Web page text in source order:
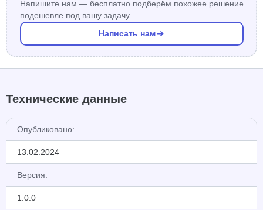
Напишите нам — бесплатно подберём похожее решение
подешевле под вашу задачу.
Написать нам
Технические данные
Опубликовано:
13.02.2024
Версия:
1.0.0